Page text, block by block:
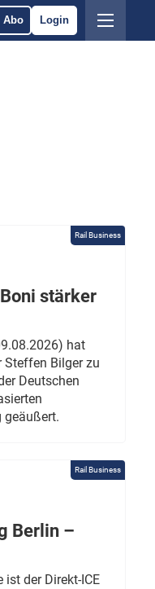
Abo Login
Rail Business
stärker
hat
Steffen Bilger zu
Deutschen
geäußert.
Rail Business
Berlin –
ist der Direkt-ICE